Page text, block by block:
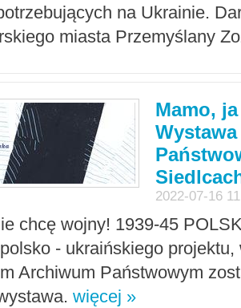
na Ukrainie.
miasta Przemyślany
Mamo,
2022-07-16
chcę wojny! 1939-45
- ukraińskiego
Archiwum Państwowym
więcej »